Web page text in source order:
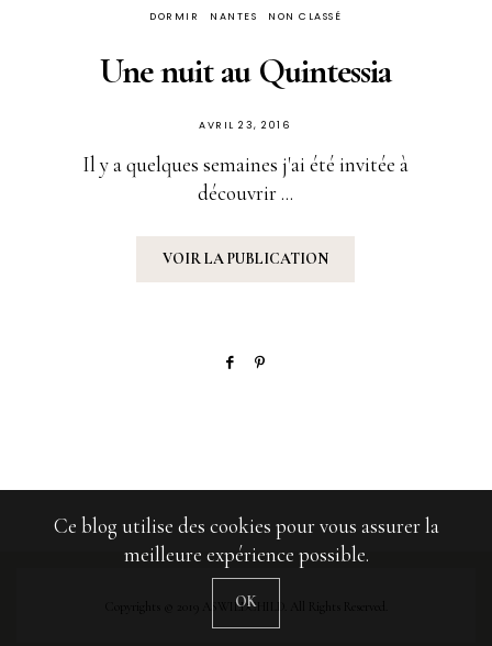
DORMIR NANTES NON CLASSÉ
Une nuit au Quintessia
PUBLIÉ
AVRIL 23, 2016
Il y a quelques semaines j'ai été invitée à
découvrir ...
VOIR LA PUBLICATION
Copyrights © 2019 ASWILDCHILD. All Rights Reserved.
Ce blog utilise des cookies pour vous assurer la
meilleure expérience possible.
OK